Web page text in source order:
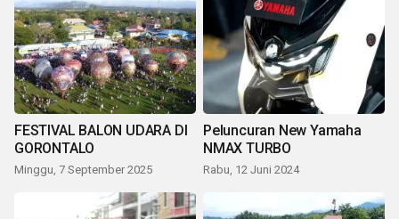
FESTIVAL BALON UDARA DI
GORONTALO
Minggu, 7 September 2025
Peluncuran New Yamaha
NMAX TURBO
Rabu, 12 Juni 2024